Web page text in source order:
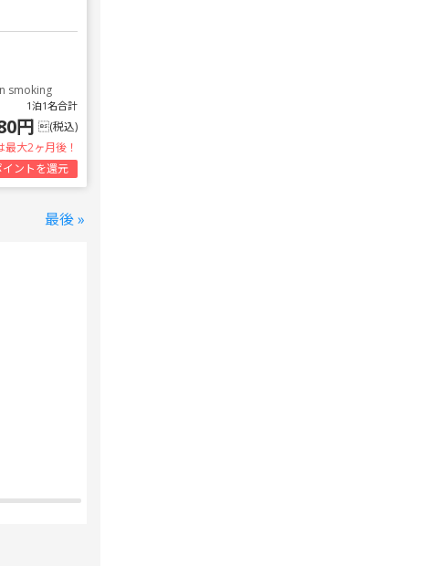
smoking
1泊1名合計
円 (税込)
最大2ヶ月後！
イントを還元
最後 »